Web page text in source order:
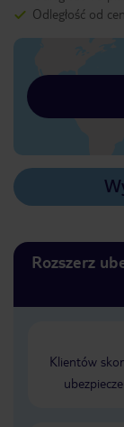
Odległość od
Rozszerz
Klientów